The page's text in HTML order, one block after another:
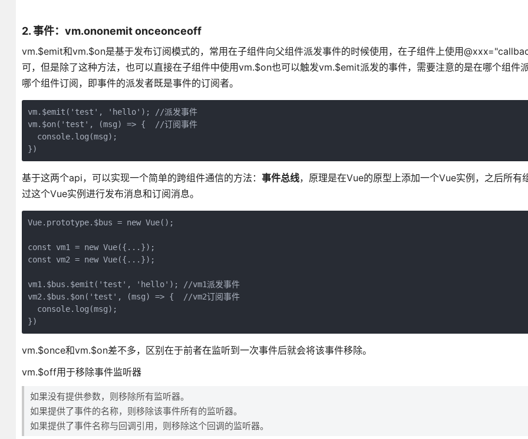
2. 事件：vm.ononemitonceonceoff
vm.$emit和vm.$on是基于发布订阅模式的，常用在子组件向父组件派发事件的时候使用，在子组件上使用
可，但是除了这种方法，也可以直接在子组件中使用vm.$on也可以触发vm.$emit派发的事件，需要注意的是在哪个组件
哪个组件订阅，即事件的派发者既是事件的订阅者。
vm.$emit('test', 'hello'); //派发事件
vm.$on('test', (msg) => {  //订阅事件
  console.log(msg);
基于这两个api，可以实现一个简单的跨组件通信的方法： 事件总线，原理是在Vue的原型上添加一个Vue实例，之后所有
过这个Vue实例进行发布消息和订阅消息。
Vue.prototype.$bus = new Vue();
const vm1 = new Vue({...});
const vm2 = new Vue({...});
vm1.$bus.$emit('test', 'hello'); //vm1派发事件
vm2.$bus.$on('test', (msg) => {  //vm2订阅事件
  console.log(msg);
vm.$once和vm.$on差不多，区别在于前者在监听到一次事件后就会将该事件移除。
vm.$off用于移除事件监听器
如果没有提供参数，则移除所有监听器。
如果提供了事件的名称，则移除该事件所有的监听器。
如果提供了事件名称与回调引用，则移除这个回调的监听器。